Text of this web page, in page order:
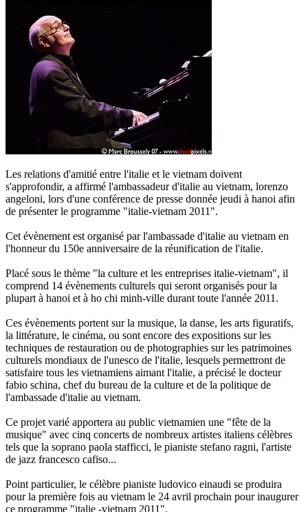
Les relations d'amitié entre l'italie et le vietnam doivent
s'approfondir, a affirmé l'ambassadeur d'italie au vietnam, lorenzo
angeloni, lors d'une conférence de presse donnée jeudi à hanoi afin
de présenter le programme "italie-vietnam 2011".
Cet évènement est organisé par l'ambassade d'italie au vietnam en
l'honneur du 150e anniversaire de la réunification de l'italie.
Placé sous le thème "la culture et les entreprises italie-vietnam", il
comprend 14 évènements culturels qui seront organisés pour la
plupart à hanoi et à ho chi minh-ville durant toute l'année 2011.
Ces évènements portent sur la musique, la danse, les arts figuratifs,
la littérature, le cinéma, ou sont encore des expositions sur les
techniques de restauration ou de photographies sur les patrimoines
culturels mondiaux de l'unesco de l'italie, lesquels permettront de
satisfaire tous les vietnamiens aimant l'italie, a précisé le docteur
fabio schina, chef du bureau de la culture et de la politique de
l'ambassade d'italie au vietnam.
Ce projet varié apportera au public vietnamien une "fête de la
musique" avec cinq concerts de nombreux artistes italiens célèbres
tels que la soprano paola stafficci, le pianiste stefano ragni, l'artiste
de jazz francesco cafiso...
Point particulier, le célèbre pianiste ludovico einaudi se produira
pour la première fois au vietnam le 24 avril prochain pour inaugurer
ce programme "italie -vietnam 2011".